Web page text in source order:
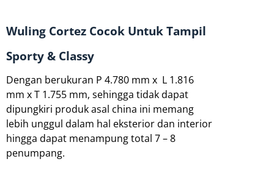
Wuling Cortez Cocok Untuk Tampil
Sporty & Classy
Dengan berukuran P 4.780 mm x L 1.816
mm x T 1.755 mm, sehingga tidak dapat
dipungkiri produk asal china ini memang
lebih unggul dalam hal eksterior dan interior
hingga dapat menampung total 7 – 8
penumpang.